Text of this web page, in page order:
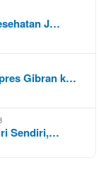
J…
Gibran k…
Sendiri,…